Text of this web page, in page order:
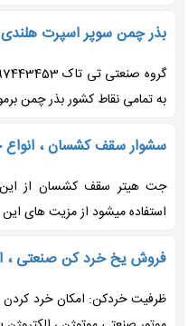
بذر چمن سوپر اسپرت هلندی
به تمامی نقاط کشور بذر چمن
سشوار سقف کشسان ، انواع جت هیتر
جت هیتر سقف کشسان از
استفاده میشود از مزیت های
فروش یخ خرد کن صنعتی ، انواع یخ